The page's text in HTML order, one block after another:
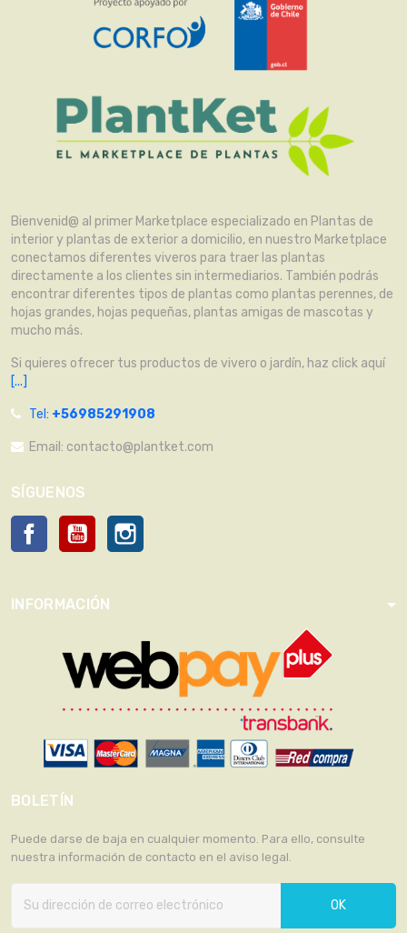
Bienvenid@ al primer Marketplace especializado en Plantas de
interior y plantas de exterior a domicilio, en nuestro Marketplace
conectamos diferentes viveros para traer las plantas
directamente a los clientes sin intermediarios. También podrás
encontrar diferentes tipos de plantas como plantas perennes, de
hojas grandes, hojas pequeñas, plantas amigas de mascotas y
mucho más.
Si quieres ofrecer tus productos de vivero o jardín, haz click aquí
[...]
Tel: +56985291908
Email: contacto@plantket.com
SÍGUENOS
Facebook YouTube
INFORMACIÓN
BOLETÍN
Puede darse de baja en cualquier momento. Para ello, consulte
nuestra información de contacto en el aviso legal.
OK